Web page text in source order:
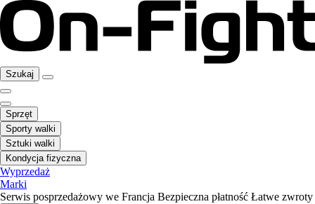
Szukaj
Sprzęt
Sporty walki
Sztuki walki
Kondycja fizyczna
Wyprzedaż
Marki
Serwis posprzedażowy we Francja Bezpieczna płatność Łatwe zwroty